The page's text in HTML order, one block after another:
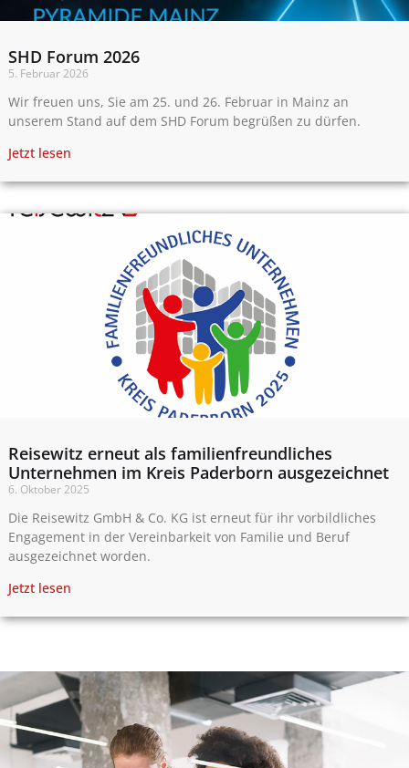
SHD Forum 2026
5. Februar 2026
Wir freuen uns, Sie am 25. und 26. Februar in Mainz an
unserem Stand auf dem SHD Forum begrüßen zu dürfen.
Jetzt lesen
Reisewitz erneut als familienfreundliches
Unternehmen im Kreis Paderborn ausgezeichnet
6. Oktober 2025
Die Reisewitz GmbH & Co. KG ist erneut für ihr vorbildliches
Engagement in der Vereinbarkeit von Familie und Beruf
ausgezeichnet worden.
Jetzt lesen